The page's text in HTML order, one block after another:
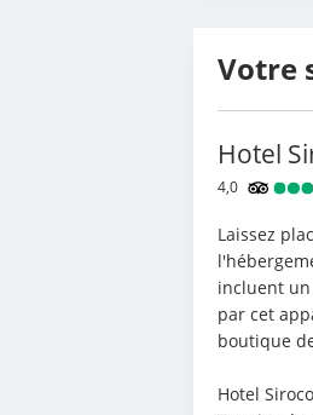
Votre
Hotel
4,0
Laissez
incluent
par cet
boutique
Hotel